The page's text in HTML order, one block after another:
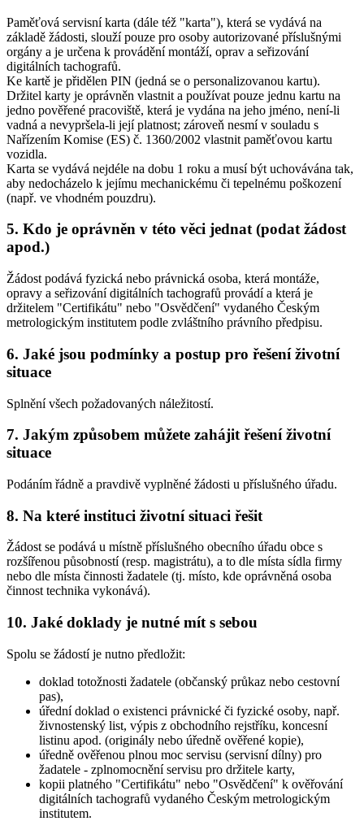
Paměťová servisní karta (dále též "karta"), která se vydává na
základě žádosti, slouží pouze pro osoby autorizované příslušnými
orgány a je určena k provádění montáží, oprav a seřizování
digitálních tachografů.
Ke kartě je přidělen PIN (jedná se o personalizovanou kartu).
Držitel karty je oprávněn vlastnit a používat pouze jednu kartu na
jedno pověřené pracoviště, která je vydána na jeho jméno, není-li
vadná a nevypršela-li její platnost; zároveň nesmí v souladu s
Nařízením Komise (ES) č. 1360/2002 vlastnit paměťovou kartu
vozidla.
Karta se vydává nejdéle na dobu 1 roku a musí být uchovávána tak,
aby nedocházelo k jejímu mechanickému či tepelnému poškození
(např. ve vhodném pouzdru).
5. Kdo je oprávněn v této věci jednat (podat žádost
apod.)
Žádost podává fyzická nebo právnická osoba, která montáže,
opravy a seřizování digitálních tachografů provádí a která je
držitelem "Certifikátu" nebo "Osvědčení" vydaného Českým
metrologickým institutem podle zvláštního právního předpisu.
6. Jaké jsou podmínky a postup pro řešení životní
situace
Splnění všech požadovaných náležitostí.
7. Jakým způsobem můžete zahájit řešení životní
situace
Podáním řádně a pravdivě vyplněné žádosti u příslušného úřadu.
8. Na které instituci životní situaci řešit
Žádost se podává u místně příslušného obecního úřadu obce s
rozšířenou působností (resp. magistrátu), a to dle místa sídla firmy
nebo dle místa činnosti žadatele (tj. místo, kde oprávněná osoba
činnost technika vykonává).
10. Jaké doklady je nutné mít s sebou
Spolu se žádostí je nutno předložit:
doklad totožnosti žadatele (občanský průkaz nebo cestovní
pas),
úřední doklad o existenci právnické či fyzické osoby, např.
živnostenský list, výpis z obchodního rejstříku, koncesní
listinu apod. (originály nebo úředně ověřené kopie),
úředně ověřenou plnou moc servisu (servisní dílny) pro
žadatele - zplnomocnění servisu pro držitele karty,
kopii platného "Certifikátu" nebo "Osvědčení" k ověřování
digitálních tachografů vydaného Českým metrologickým
institutem.